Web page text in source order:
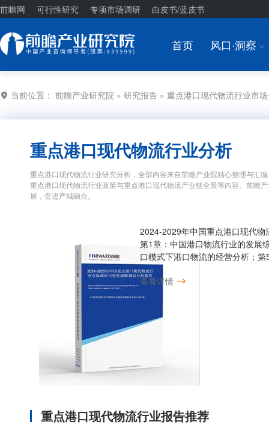
前瞻网 可行性研究 专项市场调研 白皮书/蓝皮书
首页 风口·洞察 I
当前位置： 前瞻产业研究院 » 研究报告 » 重点港口现代物流行业市
重点港口现代物流行业分析
重点港口现代物流行业研究分析，全部内容来自前瞻产业院精心整理与汇
重点港口现代物流行业政策与重点港口现代物流产业链全景等内容。前瞻
展，促进产城融合。
2024-2029年中国重点港口现代
第1章：中国港口物流行业的发展
口模式下港口物流的经营分析；
查看详情
重点港口现代物流行业报告推荐